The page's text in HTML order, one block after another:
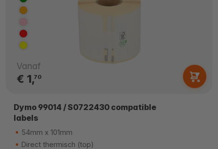
Vanaf
€ 1,70
Dymo 99014 / S0722430 compatible
labels
54mm x 101mm
Direct thermisch (top)